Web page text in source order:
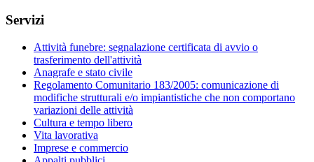
Servizi
Attività funebre: segnalazione certificata di avvio o
trasferimento dell'attività
Anagrafe e stato civile
Regolamento Comunitario 183/2005: comunicazione di
modifiche strutturali e/o impiantistiche che non comportano
variazioni delle attività
Cultura e tempo libero
Vita lavorativa
Imprese e commercio